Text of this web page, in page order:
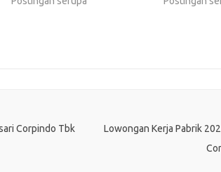
Corpindo Tbk
Lowongan Kerja Pabrik